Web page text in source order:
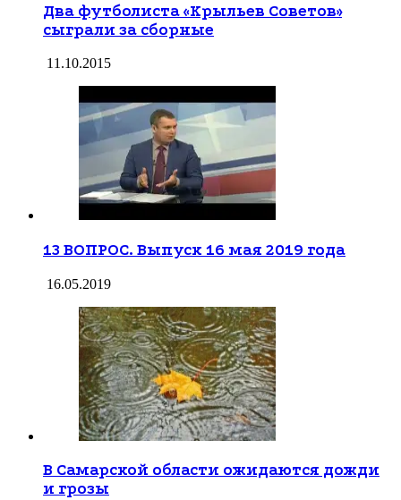
Два футболиста «Крыльев Советов»
сыграли за сборные
11.10.2015
13 ВОПРОС. Выпуск 16 мая 2019 года
16.05.2019
В Самарской области ожидаются дожди
и грозы